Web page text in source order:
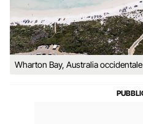
Wharton Bay, Australia occidentale